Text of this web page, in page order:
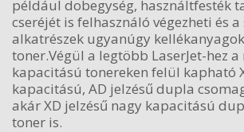
például dobegység, használtfesték
cseréjét is felhasználó végezheti és a
alkatrészek ugyanúgy
toner.Végül a legtöbb LaserJet-hez
kapacitású tonereken felül kapható
kapacitású, AD jelzésű dupla
akár XD jelzésű nagy kapacitású
toner is.